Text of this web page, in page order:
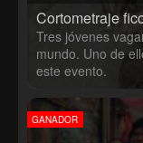
Cortometraje
Tres jóvenes
mundo. Uno de
este evento.
GANADOR